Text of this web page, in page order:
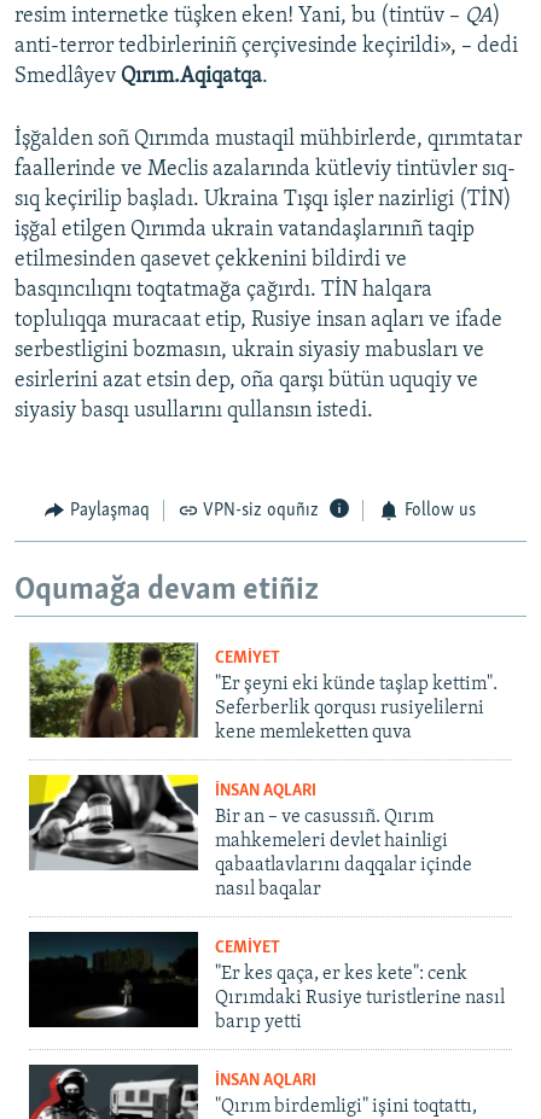
resim internetke tüşken eken! Yani, bu (tintüv – QA)
anti-terror tedbirleriniñ çerçivesinde keçirildi», – dedi
Smedlâyev Qırım.Aqiqatqa.
İşğalden soñ Qırımda mustaqil mühbirlerde, qırımtatar
faallerinde ve Meclis azalarında kütleviy tintüvler sıq-
sıq keçirilip başladı. Ukraina Tışqı işler nazirligi (TİN)
işğal etilgen Qırımda ukrain vatandaşlarınıñ taqip
etilmesinden qasevet çekkenini bildirdi ve
basqıncılıqnı toqtatmağa çağırdı. TİN halqara
toplulıqqa muracaat etip, Rusiye insan aqları ve ifade
serbestligini bozmasın, ukrain siyasiy mabusları ve
esirlerini azat etsin dep, oña qarşı bütün uquqiy ve
siyasiy basqı usullarını qullansın istedi.
Paylaşmaq VPN-siz oquñız Follow us
Oqumağa devam etiñiz
CEMİYET
"Er şeyni eki künde taşlap kettim".
Seferberlik qorqusı rusiyelilerni
kene memleketten quva
İNSAN AQLARI
Bir an – ve casussıñ. Qırım
mahkemeleri devlet hainligi
qabaatlavlarını daqqalar içinde
nasıl baqalar
CEMİYET
"Er kes qaça, er kes kete": cenk
Qırımdaki Rusiye turistlerine nasıl
barıp yetti
İNSAN AQLARI
"Qırım birdemligi" işini toqtattı,